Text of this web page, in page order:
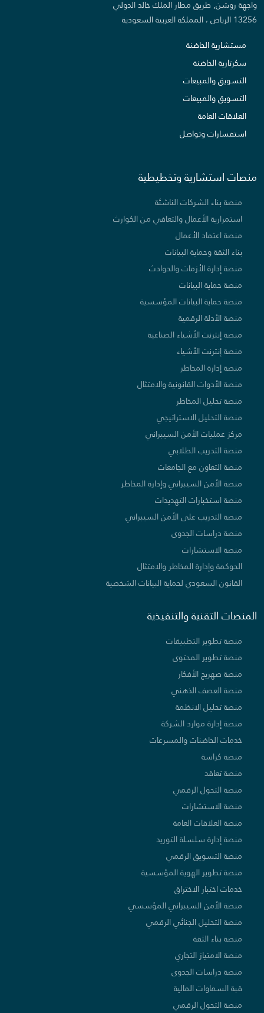
واجهة روشن, طريق مطار الملك خالد الدولي
13256 الرياض ، المملكة العربية السعودية
مستشارية الحاضنة
سكرتارية الحاضنة
التسويق والمبيعات
التسويق والمبيعات
العلاقات العامة
استفسارات وتواصل
منصات استشارية وتخطيطية
منصة بناء الشركات الناشئة
استمرارية الأعمال والتعافي من الكوارث
منصة اعتماد الأعمال
بناء الثقة وحماية البيانات
منصة إدارة الأزمات والحوادث
منصة حماية البيانات
منصة حماية البيانات المؤسسية
منصة الأدلة الرقمية
منصة إنترنت الأشياء الصناعية
منصة إنترنت الأشياء
منصة إدارة المخاطر
منصة الأدوات القانونية والامتثال
منصة تحليل المخاطر
منصة التحليل الاستراتيجي
مركز عمليات الأمن السيبراني
منصة التدريب الطلابي
منصة التعاون مع الجامعات
منصة الأمن السيبراني وإدارة المخاطر
منصة استخبارات التهديدات
منصة التدريب على الأمن السيبراني
منصة دراسات الجدوى
منصة الاستشارات
الحوكمة وإدارة المخاطر والامتثال
القانون السعودي لحماية البيانات الشخصية
المنصات التقنية والتنفيذية
منصة تطوير التطبيقات
منصة تطوير المحتوى
منصة صهريج الأفكار
منصة العصف الذهني
منصة تحليل الانظمة
منصة إدارة موارد الشركة
خدمات الحاضنات والمسرعات
منصة كراسة
منصة تعاقد
منصة التحول الرقمي
منصة الاستشارات
منصة العلاقات العامة
منصة إدارة سلسلة التوريد
منصة التسويق الرقمي
منصة تطوير الهوية المؤسسية
خدمات اختبار الاختراق
منصة الأمن السيبراني المؤسسي
منصة التحليل الجنائي الرقمي
منصة بناء الثقة
منصة الامتياز التجاري
منصة دراسات الجدوى
قبة السماوات المالية
منصة التحول الرقمي